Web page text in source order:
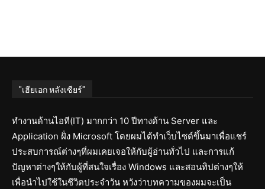
"เฮียเอก หลังเซียร์"
ทำงานด้านไอที(IT) มากกว่า 10 ปีทางด้าน Server และ
Application ฝั่ง Microsoft โดยผมได้ทำเว็บไซต์ขึ้นมาเพื่อแชร์
ประสบการณ์ต่างๆที่ผมเคยเจอให้กับผู้อ่านทั่วไป และการแก้
ปัญหาต่างๆให้กับผู้ที่สนใจเรื่อง Windows และสอนทิปต่างๆให้
เพื่อนำไปใช้ในชีวิตประจำวัน หวังว่าบทความของผมจะเป็น